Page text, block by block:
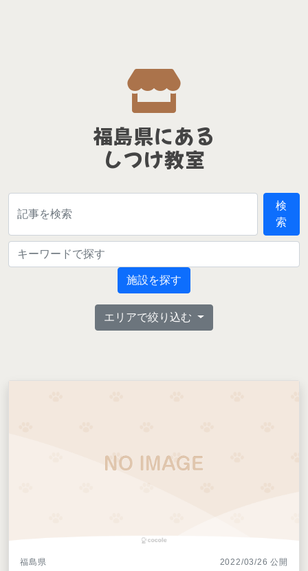
福島県にある
しつけ教室
検
索
施設を探す
エリアで絞り込む
福島県 2022/03/26 公開